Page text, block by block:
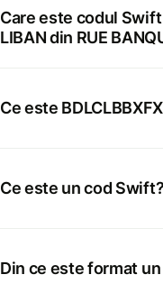
Care este codul Swift
LIBAN din RUE
Ce este
Ce este un cod Swift?
Din ce este format